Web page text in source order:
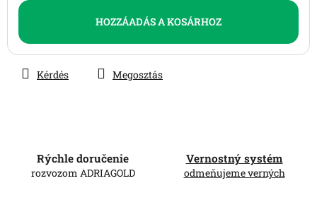
HOZZÁADÁS A KOSÁRHOZ
Kérdés Megosztás
Rýchle doručenie
rozvozom ADRIAGOLD
Vernostný systém
odmeňujeme verných